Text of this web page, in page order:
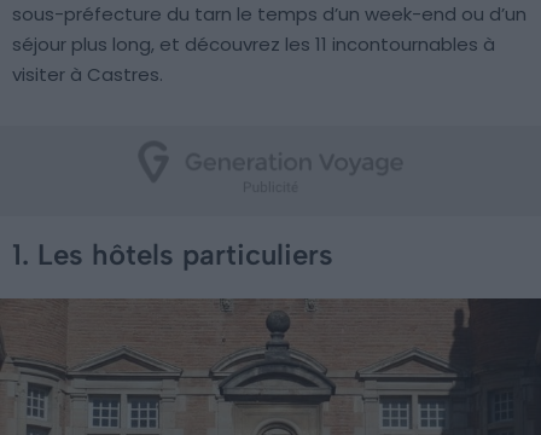
sous-préfecture du tarn le temps d’un week-end ou d’un
séjour plus long, et découvrez les 11 incontournables à
visiter à Castres.
1. Les hôtels particuliers